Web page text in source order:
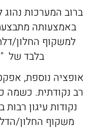
ברוב המערכות
באמצעותה
למשקוף החלון/
בלבד של
אופציה נוספת,
רב נקודתית. כשמה
נקודות עיגון
משקוף החלון/